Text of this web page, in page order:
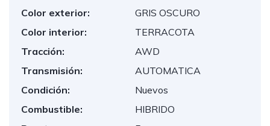
Color exterior:
GRIS OSCURO
Color interior:
TERRACOTA
Tracción:
AWD
Transmisión:
AUTOMATICA
Condición:
Nuevos
Combustible:
HIBRIDO